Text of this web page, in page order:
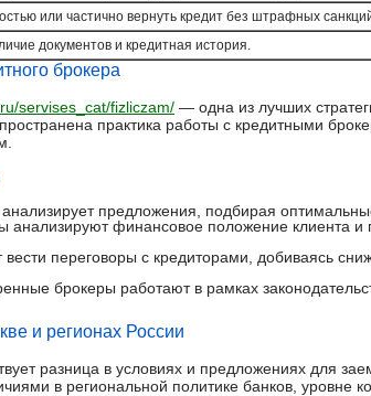
или частично вернуть кредит без штрафных
документов и кредитная история.
брокера
servises_cat/fizliczam/ — одна из лучших
практика работы с кредитными
предложения, подбирая
анализируют финансовое положение клиента и
переговоры с кредиторами, добиваясь
брокеры работают в рамках
и регионах России
разница в условиях и предложениях для
в региональной политике банков, уровне